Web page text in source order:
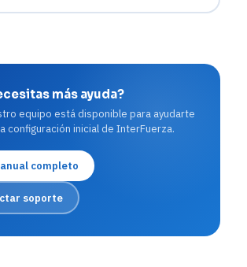
más ayuda?
equipo está disponible para ayudarte
configuración inicial de InterFuerza.
completo
soporte